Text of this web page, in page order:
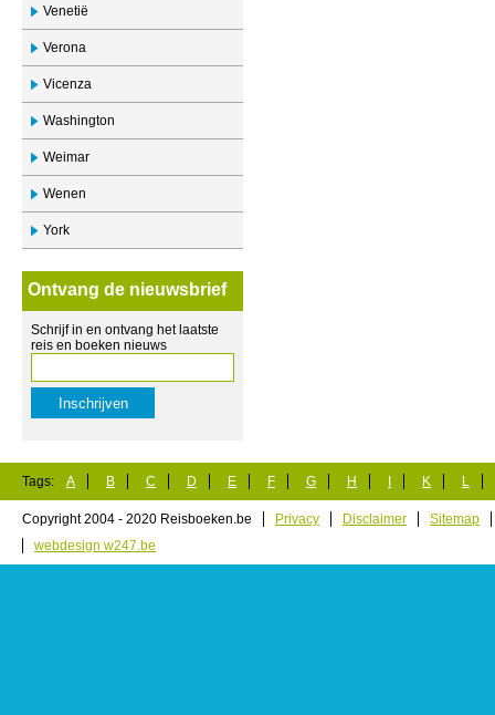
Venetië
Verona
Vicenza
Washington
Weimar
Wenen
York
Ontvang de nieuwsbrief
Schrijf in en ontvang het laatste
reis en boeken nieuws
Tags: A B C D E F G H K L
Copyright 2004 - 2020 Reisboeken.be Privacy Disclaimer
Sitemap
webdesign w247.be